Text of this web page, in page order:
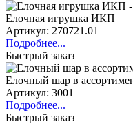
Елочная игрушка ИКП
Артикул: 270721.01
Подробнее...
Быстрый заказ
Елочный шар в
Артикул: 3001
Подробнее...
Быстрый заказ